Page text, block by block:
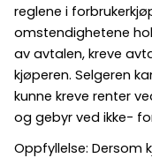
reglene i
omstendighetene
av avtalen, kreve
kjøperen. Selgeren
kunne kreve renter
og gebyr ved ikke-
Oppfyllelse: Dersom